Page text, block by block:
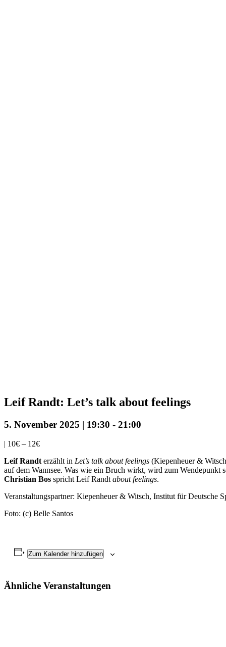
Leif Randt: Let’s talk about feelings
5. November 2025 | 19:30 - 21:00
| 10€ – 12€
Leif Randt erzählt in Let’s talk about feelings (Kiepenheuer &
auf dem Wannsee. Was wie ein Bruch wirkt, wird zum
Christian Bos spricht Leif Randt about feelings.
Veranstaltungspartner: Kiepenheuer & Witsch, Institut für Deutsche
Foto: (c) Belle Santos
Zum Kalender hinzufügen
Ähnliche Veranstaltungen